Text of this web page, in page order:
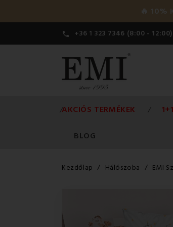
🔥 10%
 +36 1 323 7346 (8:00 - 12:00)
AKCIÓS TERMÉKEK
BLOG
Kezdőlap Hálószoba EMI